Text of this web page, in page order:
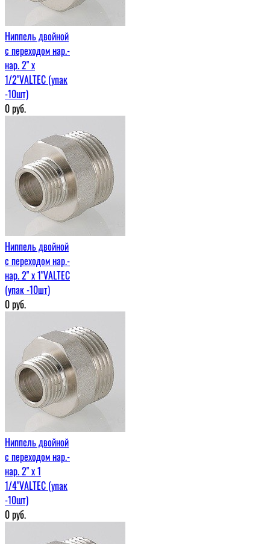
Ниппель двойной
с переходом нар.-
нар. 2" х
1/2"VALTEC (упак
-10шт)
0руб.
Ниппель двойной
с переходом нар.-
нар. 2" х 1"VALTEC
(упак -10шт)
0руб.
Ниппель двойной
с переходом нар.-
нар. 2" х 1
1/4"VALTEC (упак
-10шт)
0руб.